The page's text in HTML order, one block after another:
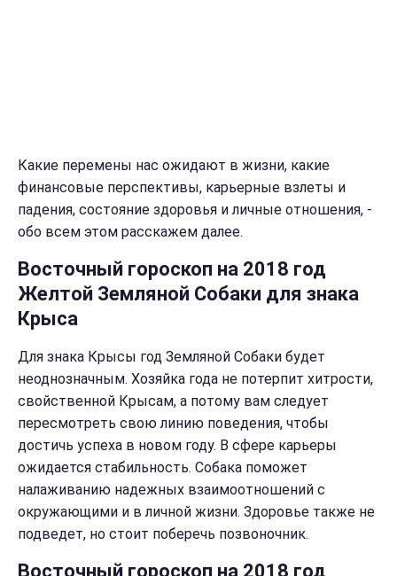
Какие перемены нас ожидают в жизни, какие
финансовые перспективы, карьерные взлеты и
падения, состояние здоровья и личные отношения, -
обо всем этом расскажем далее.
Восточный гороскоп на 2018 год
Желтой Земляной Собаки для знака
Крыса
Для знака Крысы год Земляной Собаки будет
неоднозначным. Хозяйка года не потерпит хитрости,
свойственной Крысам, а потому вам следует
пересмотреть свою линию поведения, чтобы
достичь успеха в новом году. В сфере карьеры
ожидается стабильность. Собака поможет
налаживанию надежных взаимоотношений с
окружающими и в личной жизни. Здоровье также не
подведет, но стоит поберечь позвоночник.
Восточный гороскоп на 2018 год